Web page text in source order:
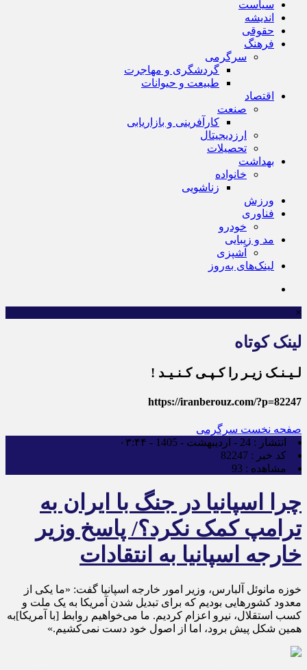
سیاست
اندیشه
حقوقی
فرهنگ
سرگرمی
گردشگری و مهاجرت
طبیعت و حیوانات
اقتصاد
صنعت
کارآفرینی و بازاریابی
ارزدیجیتال
تحصیلات
بهداشت
خانواده
زناشویی
ورزش
فناوری
خودرو
مد و زیبایی
آشپزی
لینک‌های به‌روز
×
لینک کوتاه
لـیـنـک زیـر را کـپـی کـنـیـد !
https://iranberouz.com/?p=82247
صفحه نخست سرگرمی
انتشار : 24 - اردیبهشت - 1405 - ۰۳:۴۴
کد خبر : 82247
مشاهده : 93
چرا اسپانیا در جنگ با ایران به
ترامپ کمک نکرد؟/ پاسخ وزیر
خارجه اسپانیا به انتقادات
خوزه مانوئل آلبارس، وزیر امور خارجه اسپانیا گفت: «ما یکی از
معدود کشور‌هایی بودیم که برای تبدیل شدن آمریکا به یک ملت و
کسب استقلال، نیرو اعزام کردیم. ما می‌خواهیم روابط [با آمریکا]به
همین شکل پیش برود، اما از اصول خود دست نمی‌کشیم.»